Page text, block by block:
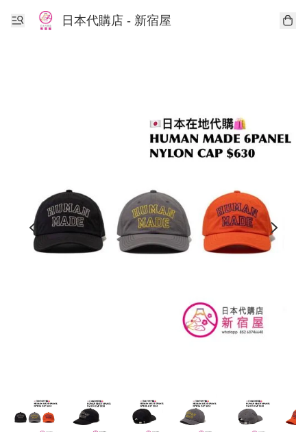
日本代購店 - 新宿屋